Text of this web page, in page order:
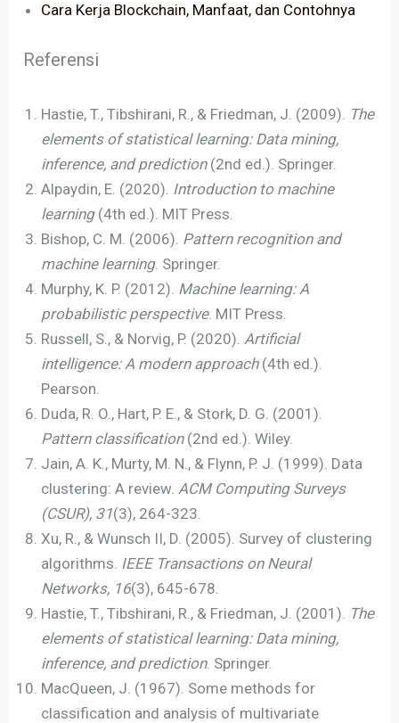
Cara Kerja Blockchain, Manfaat, dan Contohnya
Referensi
Hastie, T., Tibshirani, R., & Friedman, J. (2009). The
elements of statistical learning: Data mining,
inference, and prediction(2nd ed.). Springer.
Alpaydin, E. (2020). Introduction to machine
learning(4th ed.). MIT Press.
Bishop, C. M. (2006). Pattern recognition and
machine learning. Springer.
Murphy, K. P. (2012). Machine learning: A
probabilistic perspective. MIT Press.
Russell, S., & Norvig, P. (2020). Artificial
intelligence: A modern approach(4th ed.).
Pearson.
Duda, R. O., Hart, P. E., & Stork, D. G. (2001).
Pattern classification(2nd ed.). Wiley.
Jain, A. K., Murty, M. N., & Flynn, P. J. (1999). Data
clustering: A review. ACM Computing Surveys
(CSUR), 31(3), 264-323.
Xu, R., & Wunsch II, D. (2005). Survey of clustering
algorithms. IEEE Transactions on Neural
Networks, 16(3), 645-678.
Hastie, T., Tibshirani, R., & Friedman, J. (2001). The
elements of statistical learning: Data mining,
inference, and prediction. Springer.
MacQueen, J. (1967). Some methods for
classification and analysis of multivariate